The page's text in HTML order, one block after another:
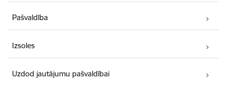
Pašvaldība
Izsoles
Uzdod jautājumu pašvaldībai